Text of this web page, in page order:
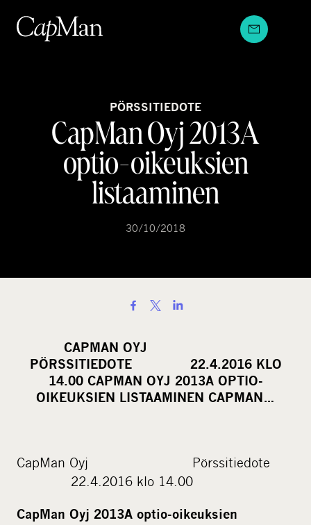
sisältöön
PÖRSSITIEDOTE
CapMan Oyj 2013A
optio-oikeuksien
listaaminen
30/10/2018
a
r
e
o
i
a
CAPMAN OYJ
PÖRSSITIEDOTE 22.4.2016 KLO
14.00 CAPMAN OYJ 2013A OPTIO-
OIKEUKSIEN LISTAAMINEN CAPMAN…
CapMan Oyj Pörssitiedote
22.4.2016 klo 14.00
CapMan Oyj 2013A optio-oikeuksien